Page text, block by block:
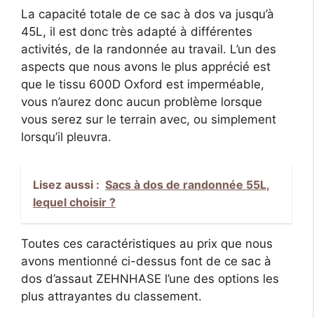
La capacité totale de ce sac à dos va jusqu’à
45L, il est donc très adapté à différentes
activités, de la randonnée au travail. L’un des
aspects que nous avons le plus apprécié est
que le tissu 600D Oxford est imperméable,
vous n’aurez donc aucun problème lorsque
vous serez sur le terrain avec, ou simplement
lorsqu’il pleuvra.
Lisez aussi : Sacs à dos de randonnée 55L,
lequel choisir ?
Toutes ces caractéristiques au prix que nous
avons mentionné ci-dessus font de ce sac à
dos d’assaut ZEHNHASE l’une des options les
plus attrayantes du classement.